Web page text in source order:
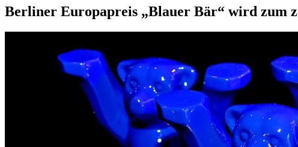
Berliner Europapreis „Blauer Bär“ wird zum